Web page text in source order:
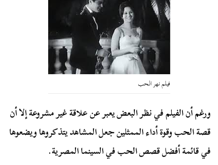
فيلم نهر الحب
ورغم أن الفيلم في نظر البعض يعبر عن علاقة غير مشروعة إلا أن
قصة الحب وقوة أداء الممثلين جعل المشاهد يتذكروها ويضعوها
في قائمة أفضل قصص الحب في السينما المصرية.